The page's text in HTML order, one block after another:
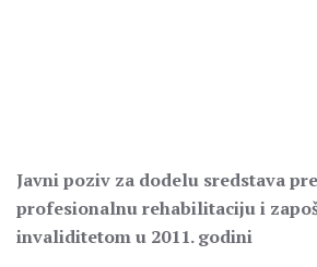
Javni poziv za dodelu sredstava
profesionalnu rehabilitaciju i
invaliditetom u 2011. godini